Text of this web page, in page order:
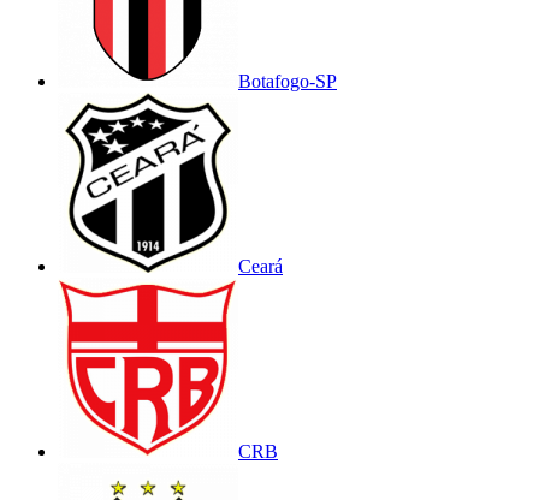
Botafogo-SP
Ceará
CRB